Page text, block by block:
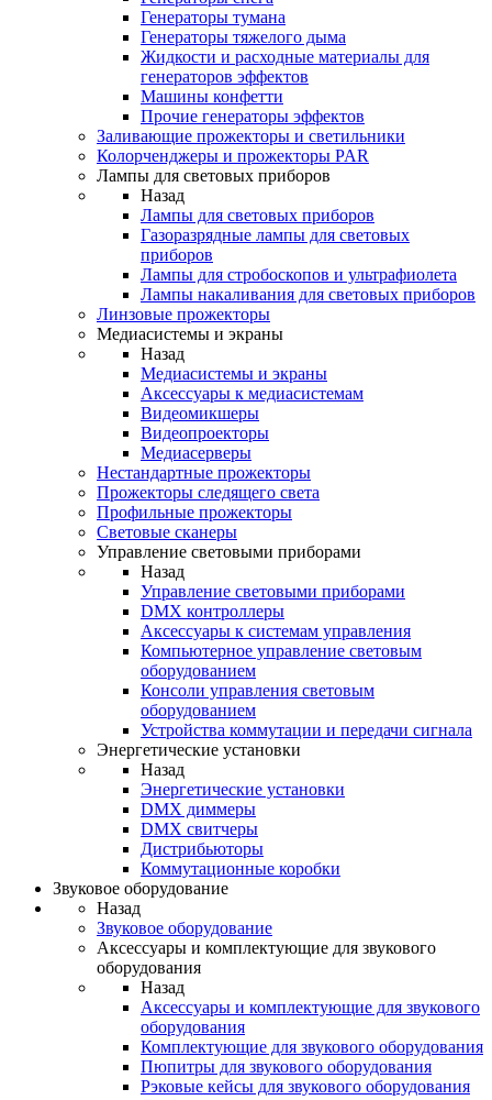
Генераторы тумана
Генераторы тяжелого дыма
Жидкости и расходные материалы для
генераторов эффектов
Машины конфетти
Прочие генераторы эффектов
Заливающие прожекторы и светильники
Колорченджеры и прожекторы PAR
Лампы для световых приборов
Назад
Лампы для световых приборов
Газоразрядные лампы для световых
приборов
Лампы для стробоскопов и ультрафиолета
Лампы накаливания для световых приборов
Линзовые прожекторы
Медиасистемы и экраны
Назад
Медиасистемы и экраны
Аксессуары к медиасистемам
Видеомикшеры
Видеопроекторы
Медиасерверы
Нестандартные прожекторы
Прожекторы следящего света
Профильные прожекторы
Световые сканеры
Управление световыми приборами
Назад
Управление световыми приборами
DMX контроллеры
Аксессуары к системам управления
Компьютерное управление световым
оборудованием
Консоли управления световым
оборудованием
Устройства коммутации и передачи сигнала
Энергетические установки
Назад
Энергетические установки
DMX диммеры
DMX свитчеры
Дистрибьюторы
Коммутационные коробки
Звуковое оборудование
Назад
Звуковое оборудование
Аксессуары и комплектующие для звукового
оборудования
Назад
Аксессуары и комплектующие для звукового
оборудования
Комплектующие для звукового оборудования
Пюпитры для звукового оборудования
Рэковые кейсы для звукового оборудования